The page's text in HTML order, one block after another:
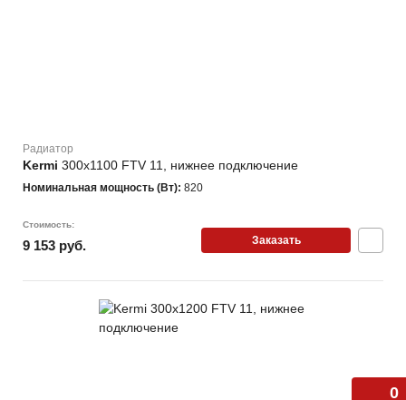
Радиатор
Kermi 300х1100 FTV 11, нижнее подключение
Номинальная мощность (Вт): 820
Стоимость:
9 153 руб. Заказать
0